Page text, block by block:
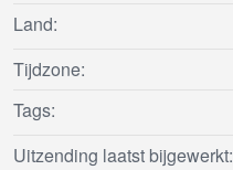
Land:
Tijdzone:
Tags:
Uitzending laatst bijgewerkt: